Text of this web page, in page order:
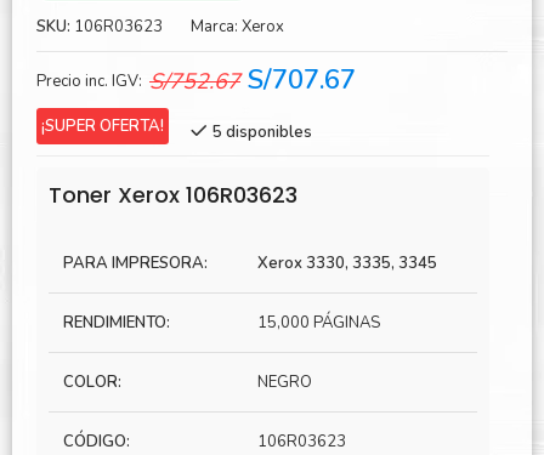
SKU: 106R03623 Marca: Xerox
Precio inc. IGV: S/752.67 El
original
S/752.67.
S/707.67
¡SUPER OFERTA! 5 disponibles
Toner Xerox 106R03623
PARA IMPRESORA: Xerox 3330, 3335, 3345
RENDIMIENTO: 15,000 PÁGINAS
COLOR: NEGRO
CÓDIGO: 106R03623